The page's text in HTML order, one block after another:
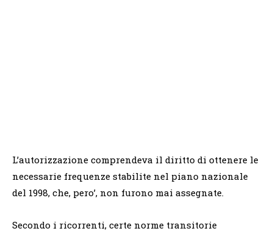
L’autorizzazione comprendeva il diritto di ottenere le
necessarie frequenze stabilite nel piano nazionale
del 1998, che, pero’, non furono mai assegnate.
Secondo i ricorrenti, certe norme transitorie